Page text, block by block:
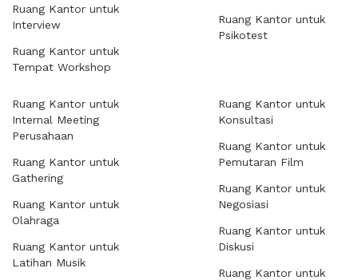
Ruang Kantor untuk
Interview
Ruang Kantor untuk
Tempat Workshop
Ruang Kantor untuk
Psikotest
Ruang Kantor untuk
Internal Meeting
Perusahaan
Ruang Kantor untuk
Gathering
Ruang Kantor untuk
Olahraga
Ruang Kantor untuk
Latihan Musik
Ruang Kantor untuk
Konsultasi
Ruang Kantor untuk
Pemutaran Film
Ruang Kantor untuk
Negosiasi
Ruang Kantor untuk
Diskusi
Ruang Kantor untuk